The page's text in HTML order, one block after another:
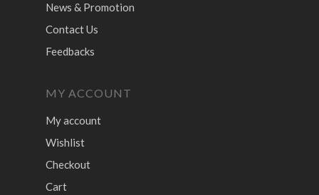
News & Promotion
Contact Us
Feedbacks
MY ACCOUNT
My account
Wishlist
Checkout
Cart